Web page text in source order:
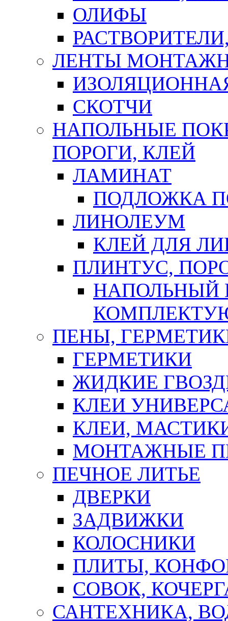
ОЛИФЫ
ЛЕНТЫ
СКОТЧИ
НАПОЛЬНЫЕ
ПОРОГИ, КЛЕЙ
ЛАМИНАТ
ПОДЛОЖКА
ЛИНОЛЕУМ
КЛЕЙ ДЛЯ
ПЛИНТУС,
НАПОЛЬНЫЙ
ПЕНЫ,
ГЕРМЕТИКИ
ЖИДКИЕ
КЛЕИ
КЛЕИ,
МОНТАЖНЫЕ
ПЕЧНОЕ ЛИТЬЕ
ДВЕРКИ
ЗАДВИЖКИ
КОЛОСНИКИ
ПЛИТЫ,
СОВОК,
САНТЕХНИКА,